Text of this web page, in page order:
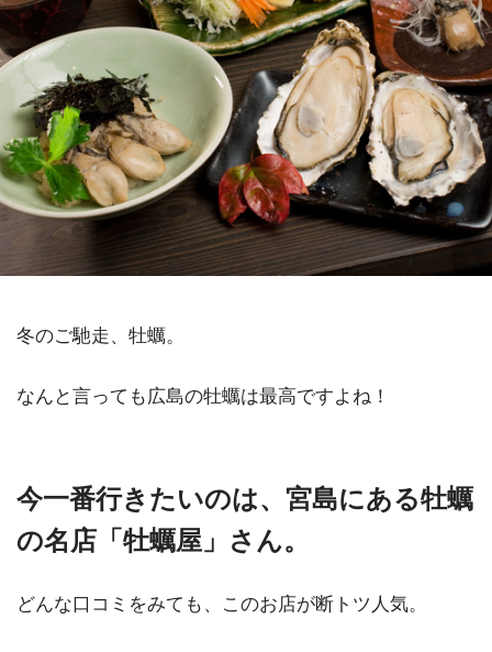
冬のご馳走、牡蠣。
なんと言っても広島の牡蠣は最高ですよね！
今一番行きたいのは、宮島にある牡蠣
の名店「牡蠣屋」さん。
どんな口コミをみても、このお店が断トツ人気。